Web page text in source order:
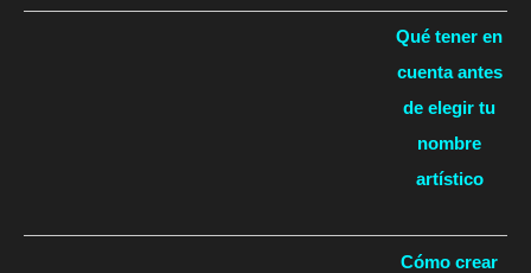
Qué tener en
cuenta antes
de elegir tu
nombre
artístico
Cómo crear